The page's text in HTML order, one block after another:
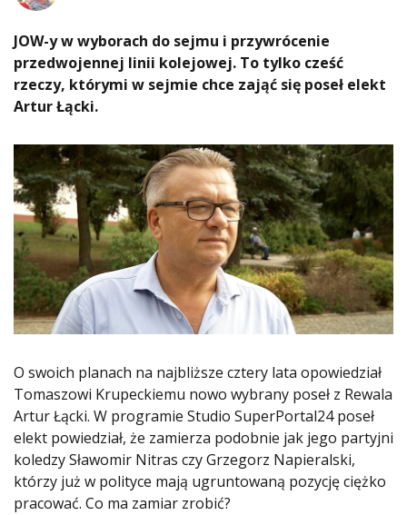
JOW-y w wyborach do sejmu i przywrócenie
przedwojennej linii kolejowej. To tylko cześć
rzeczy, którymi w sejmie chce zająć się poseł elekt
Artur Łącki.
O swoich planach na najbliższe cztery lata opowiedział
Tomaszowi Krupeckiemu nowo wybrany poseł z Rewala
Artur Łącki. W programie Studio SuperPortal24 poseł
elekt powiedział, że zamierza podobnie jak jego partyjni
koledzy Sławomir Nitras czy Grzegorz Napieralski,
którzy już w polityce mają ugruntowaną pozycję ciężko
pracować. Co ma zamiar zrobić?